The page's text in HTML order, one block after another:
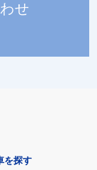
せ
を探す